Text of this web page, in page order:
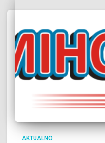
AKTUALNO